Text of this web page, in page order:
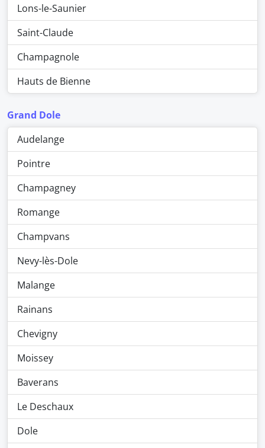
Lons-le-Saunier
Saint-Claude
Champagnole
Hauts de Bienne
Grand Dole
Audelange
Pointre
Champagney
Romange
Champvans
Nevy-lès-Dole
Malange
Rainans
Chevigny
Moissey
Baverans
Le Deschaux
Dole